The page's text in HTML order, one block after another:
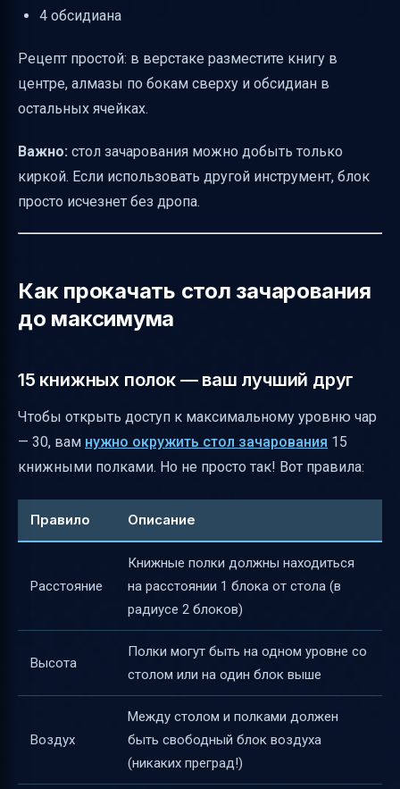
Заключение
Полезные ссылки
4 обсидиана
Рецепт простой: в верстаке разместите книгу в
центре, алмазы по бокам сверху и обсидиан в
остальных ячейках.
Важно: стол зачарования можно добыть только
киркой. Если использовать другой инструмент, блок
просто исчезнет без дропа.
Как прокачать стол зачарования
до максимума
15 книжных полок — ваш лучший друг
Чтобы открыть доступ к максимальному уровню чар
— 30, вам нужно окружить стол зачарования 15
книжными полками. Но не просто так! Вот правила:
Правило Описание
Расстояние
Книжные полки должны находиться
на расстоянии 1 блока от стола (в
радиусе 2 блоков)
Высота
Полки могут быть на одном уровне со
столом или на один блок выше
Воздух
Между столом и полками должен
быть свободный блок воздуха
(никаких преград!)